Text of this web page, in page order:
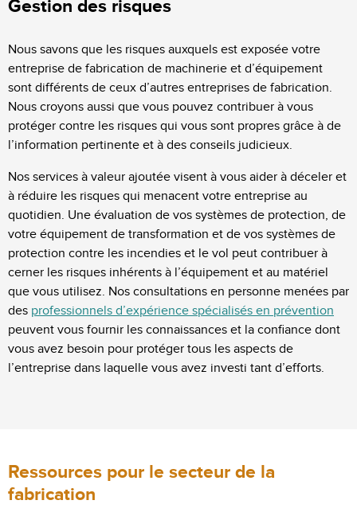
Gestion des risques
Nous savons que les risques auxquels est exposée votre
entreprise de fabrication de machinerie et d’équipement
sont différents de ceux d’autres entreprises de fabrication.
Nous croyons aussi que vous pouvez contribuer à vous
protéger contre les risques qui vous sont propres grâce à de
l’information pertinente et à des conseils judicieux.
Nos services à valeur ajoutée visent à vous aider à déceler et
à réduire les risques qui menacent votre entreprise au
quotidien. Une évaluation de vos systèmes de protection, de
votre équipement de transformation et de vos systèmes de
protection contre les incendies et le vol peut contribuer à
cerner les risques inhérents à l’équipement et au matériel
que vous utilisez. Nos consultations en personne menées par
des professionnels d’expérience spécialisés en prévention
peuvent vous fournir les connaissances et la confiance dont
vous avez besoin pour protéger tous les aspects de
l’entreprise dans laquelle vous avez investi tant d’efforts.
Ressources pour le secteur de la
fabrication